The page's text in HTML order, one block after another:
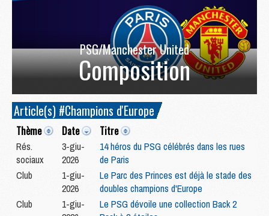
PSG/Manchester United
Composition
Article(s) #Champions d'Europe
Thème Date Titre
Rés.
sociaux
3-giu-
2026
14 héros du PSG célébrés dans les rues
de Paris
Club
1-giu-
2026
Le Parc des Princes est déjà le stade des
doubles champions d'Europe
Club
1-giu-
Le PSG dévoile une collection Back 2